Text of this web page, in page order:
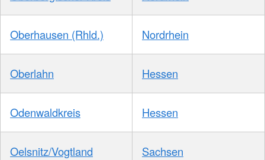
Oberhausen (Rhld.) Nordrhein
Oberlahn Hessen
Odenwaldkreis Hessen
Oelsnitz/Vogtland Sachsen